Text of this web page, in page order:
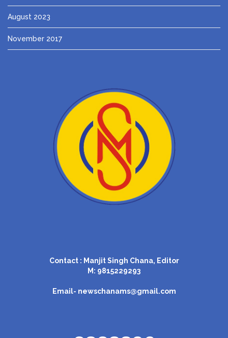
August 2023
November 2017
Contact : Manjit Singh Chana, Editor
M: 9815229293
Email- newschanams@gmail.com